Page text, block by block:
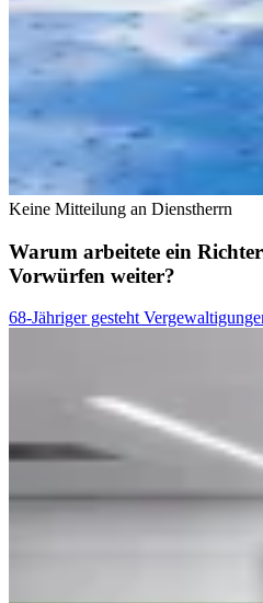
Keine Mitteilung an Dienstherrn
Warum arbeitete ein
Vorwürfen weiter?
68-Jähriger gesteht